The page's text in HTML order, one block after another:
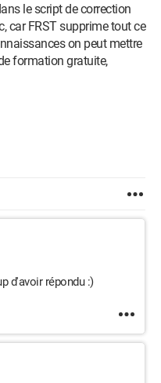
le script de correction
car FRST supprime tout ce
on peut mettre
formation gratuite,
d'avoir répondu :)